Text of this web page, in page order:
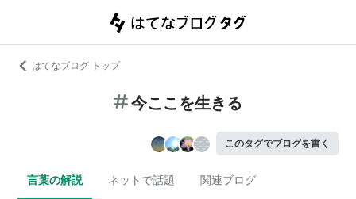
はてなブログ トップ
今ここを生きる
このタグでブログを書く
言葉の解説 ネットで話題 関連ブログ